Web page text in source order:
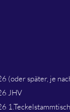
(oder später, je
JHV
1.Teckelstammtisch